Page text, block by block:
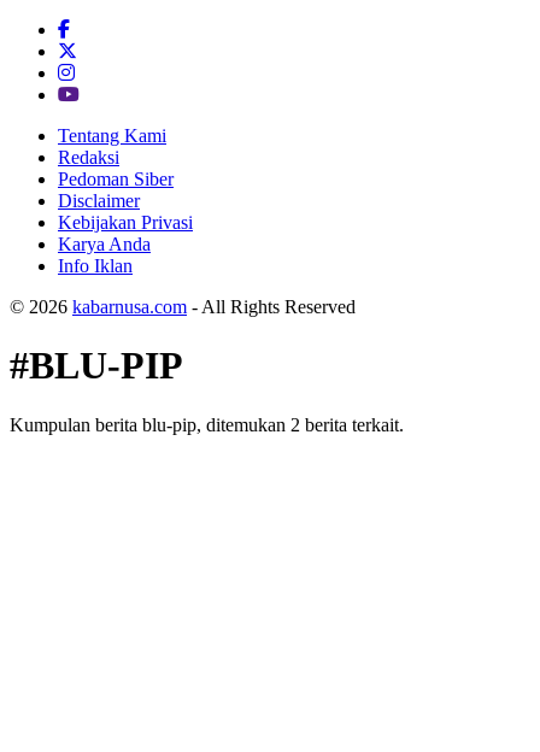
Tentang Kami
Redaksi
Pedoman Siber
Disclaimer
Kebijakan Privasi
Karya Anda
Info Iklan
© 2026 kabarnusa.com - All Rights Reserved
#BLU-PIP
Kumpulan berita blu-pip, ditemukan 2 berita terkait.